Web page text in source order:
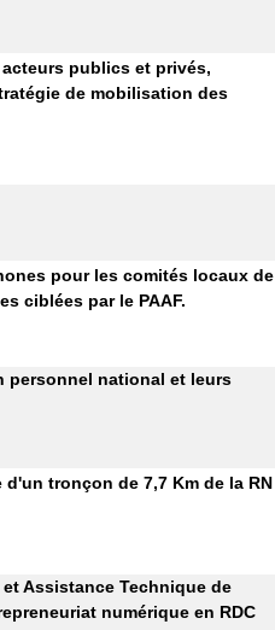
publics et privés,
de mobilisation des
pour les comités locaux de
ciblées par le PAAF.
personnel national et leurs
tronçon de 7,7 Km de la RN
Assistance Technique de
numérique en RDC